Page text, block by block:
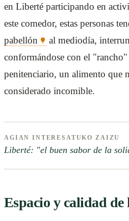
en Liberté participando en
este comedor, estas personas
pabellón
al mediodía,
conformándose con el
penitenciario, un alimento que
considerado incomible.
AGIAN INTERESATUKO ZAIZU
Liberté: "el buen sabor de la
Espacio y calidad de